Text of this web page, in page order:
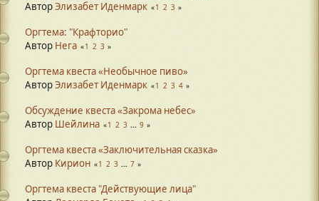
АвторЭлизабет Иденмарк 1 2 3
Оргтема: "Крафторио"
Автор Нега 1 2 3
Оргтема квеста «Необычное пиво»
АвторЭлизабет Иденмарк 1 2 3 4
Обсуждение квеста «Закрома небес»
Автор Шейлина 1 2 3 ... 9
Оргтема квеста «Заключительная сказка»
Автор Кирион 1 2 3 ... 7
Оргтема квеста "Действующие лица"